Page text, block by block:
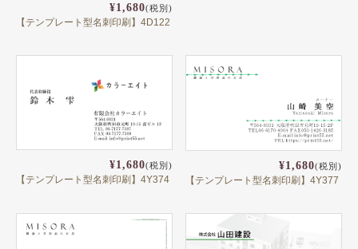
飲食店
¥1,680(税別)
【テンプレート型名刺印刷】4D122
¥1,680(税別)
【テンプレート型名刺印刷】4Y374
¥1,680(税別)
【テンプレート型名刺印刷】4Y377